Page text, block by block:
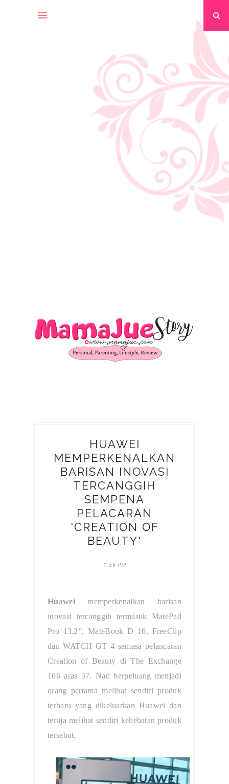
HUAWEI
MEMPERKENALKAN
BARISAN INOVASI
TERCANGGIH
SEMPENA
PELACARAN
'CREATION OF
BEAUTY'
1:56 PM
Huaweimemperkenalkan barisan
inovasi tercanggih termasuk MatePad
Pro 13.2”, MateBook D 16, FreeClip
dan WATCH GT 4 semasa pelancaran
Creation of Beauty di The Exchange
106 aras 57. Nad berpeluang menjadi
orang pertama melihat sendiri produk
terbaru yang dikeluarkan Huawei dan
teruja melihat sendiri kehebatan produk
tersebut.